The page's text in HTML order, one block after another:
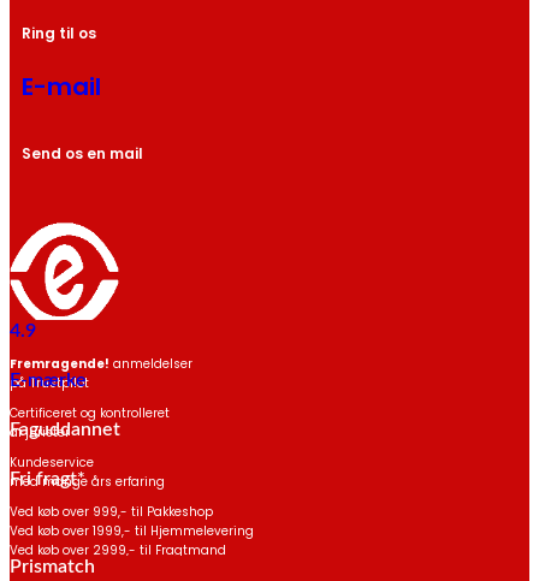
Ring til os
E-mail
Send os en mail
4.9
Fremragende! anmeldelser
på Trustpilot
E-mærke
Certificeret og kontrolleret
af jurister
Faguddannet
Kundeservice
med mange års erfaring
Fri fragt*
Ved køb over 999,- til Pakkeshop
Ved køb over 1999,- til Hjemmelevering
Ved køb over 2999,- til Fragtmand
*Gælder ikke havemøbler
Prismatch